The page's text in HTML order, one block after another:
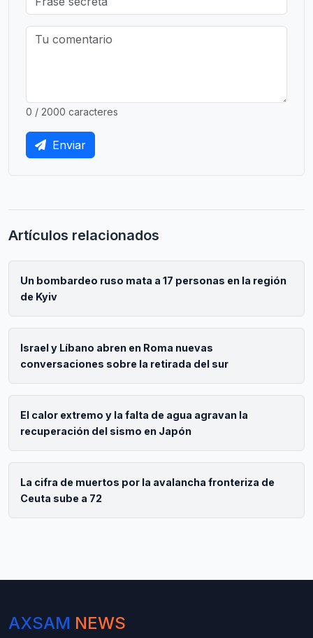
0 / 2000 caracteres
Enviar
Artículos relacionados
Un bombardeo ruso mata a 17 personas en la región
de Kyiv
Israel y Líbano abren en Roma nuevas
conversaciones sobre la retirada del sur
El calor extremo y la falta de agua agravan la
recuperación del sismo en Japón
La cifra de muertos por la avalancha fronteriza de
Ceuta sube a 72
AXSAM NEWS